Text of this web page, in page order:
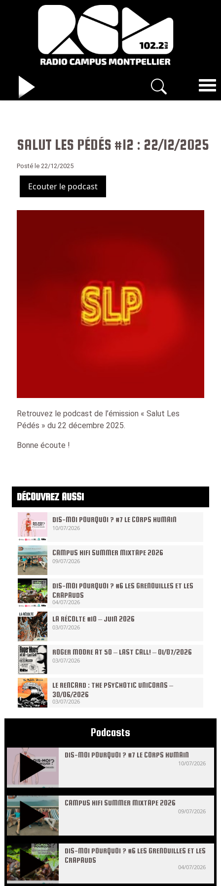
SALUT LES PÉDÉS #12 : 22/12/2025
Posté le 22/12/2025
Ecouter le podcast
Retrouvez le podcast de l’émission « Salut Les
Pédés » du 22 décembre 2025.
Bonne écoute !
DÉCOUVREZ AUSSI
DIS-MOI POURQUOI ? #7 LE CORPS HUMAIN
10/07/2026
CAMPUS HIFI SUMMER MIXTAPE 2026
09/07/2026
DIS-MOI POURQUOI ? #6 LES GRENOUILLES ET LES
CRAPAUDS
04/07/2026
LA RÉCOLTE #10 – JUIN 2026
03/07/2026
ROGER MOORE AT 50 – LAST CALL! – 01/07/2026
03/07/2026
LE RENCARD : THE PSYCHOTIC UNICORNS –
30/06/2026
03/07/2026
Podcasts
DIS-MOI POURQUOI ? #7 LE CORPS HUMAIN
10/07/2026
CAMPUS HIFI SUMMER MIXTAPE 2026
09/07/2026
DIS-MOI POURQUOI ? #6 LES GRENOUILLES ET LES
CRAPAUDS
04/07/2026